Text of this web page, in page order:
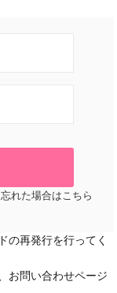
れた場合はこちら
の再発行を行ってく
お問い合わせページ